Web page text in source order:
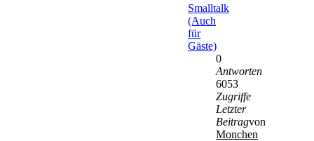
Smalltalk
(Auch
für
Gäste)
0
Antworten
6053
Zugriffe
Letzter
Beitragvon
Monchen